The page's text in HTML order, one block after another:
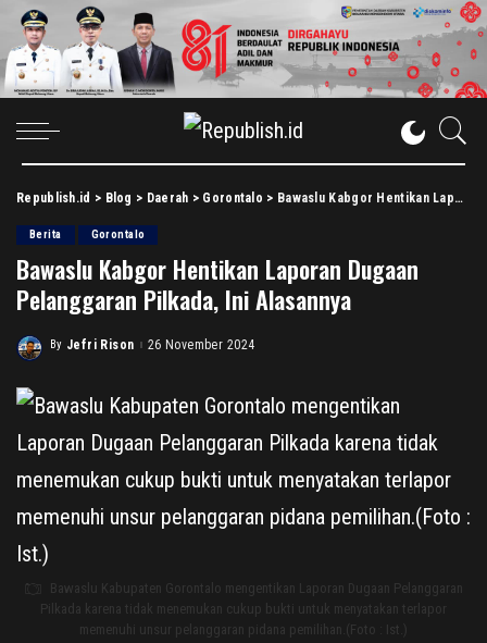
Republish.id > Blog > Daerah > Gorontalo > Bawaslu Kabgor Hentikan Laporan Dugaan Pelanggaran Pilkada, Ini Alasannya
Berita Gorontalo
Bawaslu Kabgor Hentikan Laporan Dugaan
Pelanggaran Pilkada, Ini Alasannya
Posted
By Jefri Rison 26 November 2024
Bawaslu Kabupaten Gorontalo mengentikan Laporan Dugaan Pelanggaran
Pilkada karena tidak menemukan cukup bukti untuk menyatakan terlapor
memenuhi unsur pelanggaran pidana pemilihan.(Foto : Ist.)